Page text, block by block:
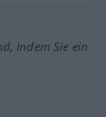
indem Sie ein